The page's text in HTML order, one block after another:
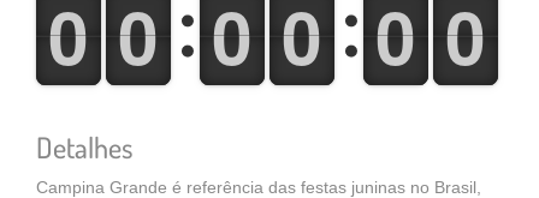
0
0
1
1 0
0
1
1 0
0
1
1 0
0
1
1 0
0
1
1 0
0
1
1
Detalhes
Campina Grande é referência das festas juninas no Brasil,